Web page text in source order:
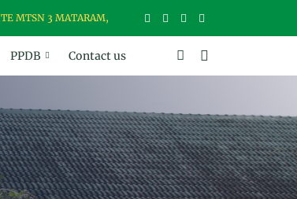
MATARAM, MADRASAH USWAH (UNGGUL, SANTUN, BER-
PPDB Contact us